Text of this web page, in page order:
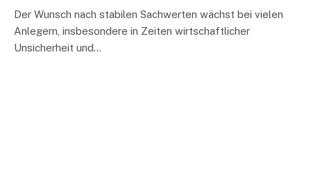
Der Wunsch nach stabilen Sachwerten wächst bei vielen
Anlegern, insbesondere in Zeiten wirtschaftlicher
Unsicherheit und…